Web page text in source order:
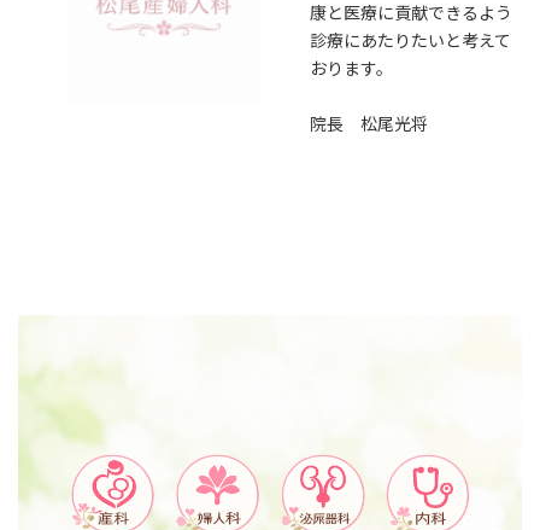
康と医療に貢献できるよう
診療にあたりたいと考えて
おります。
院長 松尾光将